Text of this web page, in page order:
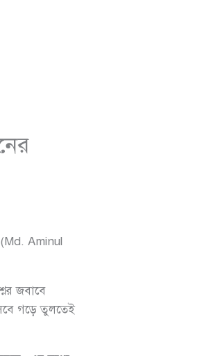
(Md. Aminul
জবাবে
গড়ে তুলতেই